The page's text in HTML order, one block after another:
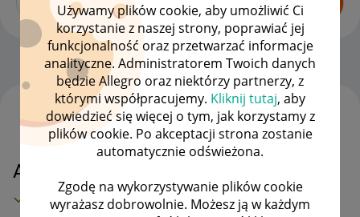
Używamy plików cookie, aby umożliwić Ci
korzystanie z naszej strony, poprawiać jej
funkcjonalność oraz przetwarzać informacje
analityczne. Administratorem Twoich danych
będzie Allegro oraz niektórzy partnerzy, z
którymi współpracujemy. Kliknij tutaj, aby
dowiedzieć się więcej o tym, jak korzystamy z
plików cookie. Po akceptacji strona zostanie
automatycznie odświeżona.
Zgodę na wykorzystywanie plików cookie
wyrażasz dobrowolnie. Możesz ją w każdym
Początkujący sprzedawcy OPCJE
Adres dla nieodebrnych paczek
MAMY ROZWIĄZANIE!
WSZYSTKIE TEMATY